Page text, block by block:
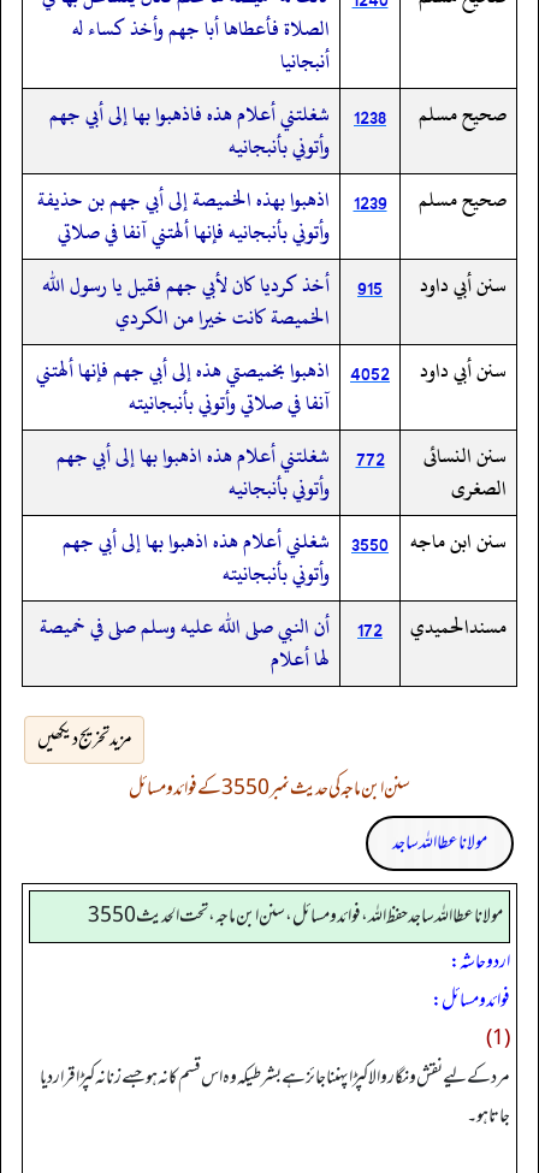
الصلاة فأعطاها أبا جهم وأخذ كساء له
أنبجانيا
صحيح مسلم
1238
شغلتني أعلام هذه فاذهبوا بها إلى أبي جهم
وأتوني بأنبجانيه
صحيح مسلم
1239
اذهبوا بهذه الخميصة إلى أبي جهم بن حذيفة
وأتوني بأنبجانيه فإنها ألهتني آنفا في صلاتي
سنن أبي داود
915
أخذ كرديا كان لأبي جهم فقيل يا رسول الله
الخميصة كانت خيرا من الكردي
سنن أبي داود
4052 اذهبوا بخميصتي هذه إلى أبي جهم فإنها ألهتني
آنفا في صلاتي وأتوني بأنبجانيته
سنن النسائى
الصغرى
772
شغلتني أعلام هذه اذهبوا بها إلى أبي جهم
وأتوني بأنبجانيه
سنن ابن ماجه 3550 شغلني أعلام هذه اذهبوا بها إلى أبي جهم
وأتوني بأنبجانيته
مسندالحميدي
172
أن النبي صلى الله عليه وسلم صلى في خميصة
لها أعلام
مزید تخریج دیکھیں
سنن ابن ماجہ کی حدیث نمبر 3550 کے فوائد و مسائل
مولانا عطا اللہ ساجد
مولانا عطا الله ساجد حفظ الله، فوائد و مسائل، سنن ابن ماجه، تحت الحديث3550
اردو حاشہ:
فوائد و مسائل:
(1)
مرد کے لیے نقش و نگار والا کپڑا پہننا جائز ہے بشرطیکہ وہ اس قسم کا نہ ہو جسے زنانہ کپڑا قرار دیا
جاتا ہو۔